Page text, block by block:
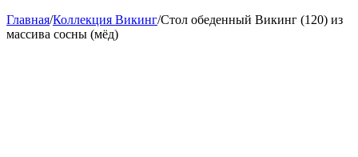
Главная/Коллекция Викинг/Стол обеденный Викинг (120) из
массива сосны (мёд)